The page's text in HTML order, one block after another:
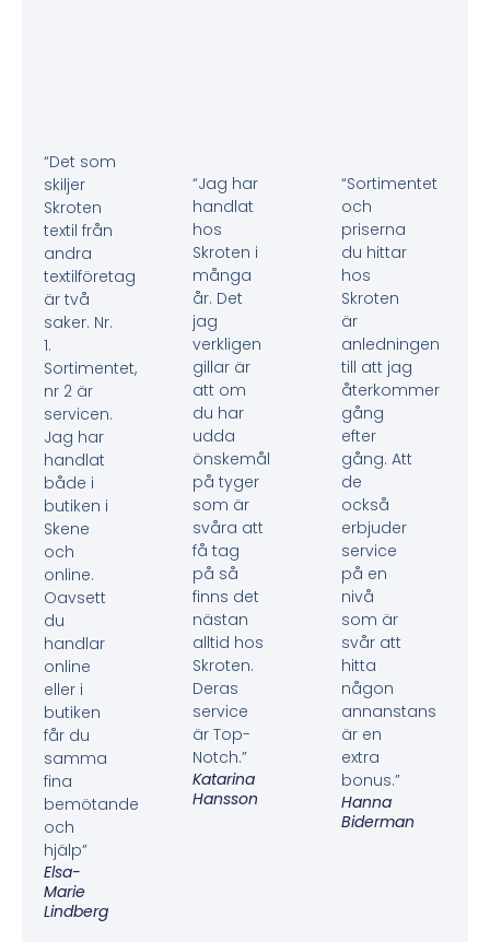
“Det som
skiljer
Skroten
textil från
andra
textilföretag
är två
saker. Nr.
1.
Sortimentet,
nr 2 är
servicen.
Jag har
handlat
både i
butiken i
Skene
och
online.
Oavsett
du
handlar
online
eller i
butiken
får du
samma
fina
bemötande
och
hjälp”
Elsa-
Marie
Lindberg
“Jag har
handlat
hos
Skroten i
många
år. Det
jag
verkligen
gillar är
att om
du har
udda
önskemål
på tyger
som är
svåra att
få tag
på så
finns det
nästan
alltid hos
Skroten.
Deras
service
är Top-
Notch.”
Katarina
Hansson
“Sortimentet
och
priserna
du hittar
hos
Skroten
är
anledningen
till att jag
återkommer
gång
efter
gång. Att
de
också
erbjuder
service
på en
nivå
som är
svår att
hitta
någon
annanstans
är en
extra
bonus.”
Hanna
Biderman